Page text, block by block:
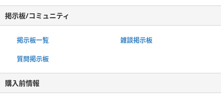
掲示板/コミュニティ
掲示板一覧 雑談掲示板
質問掲示板
購入前情報